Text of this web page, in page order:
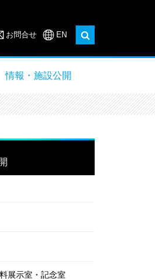
お問合せ EN
情報・施設公開
展示室・記念室